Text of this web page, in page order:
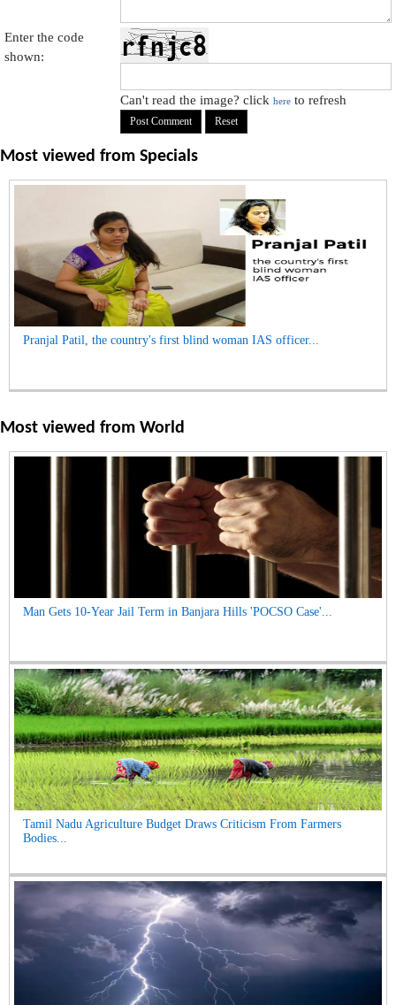
Enter the code
shown:
Can't read the image? clickhere to refresh
Most viewed from Specials
Pranjal Patil, the country's first blind woman IAS officer...
Most viewed from World
Man Gets 10-Year Jail Term in Banjara Hills 'POCSO Case'...
Tamil Nadu Agriculture Budget Draws Criticism From Farmers
Bodies...